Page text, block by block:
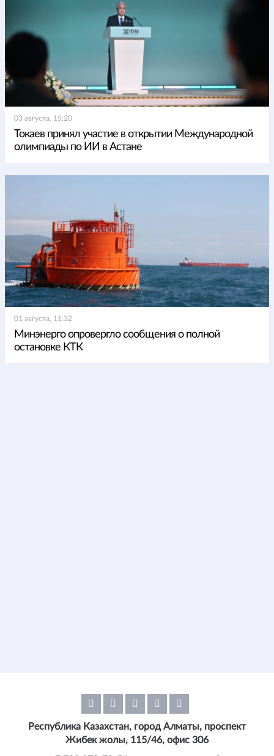
03 августа, 15:20
Токаев принял участие в открытии Международной
олимпиады по ИИ в Астане
01 августа, 11:32
Минэнерго опровергло сообщения о полной
остановке КТК
Республика Казахстан, город Алматы, проспект
Жибек жолы, 115/46, офис 306